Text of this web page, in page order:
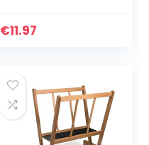
Sortierbox
€11.97